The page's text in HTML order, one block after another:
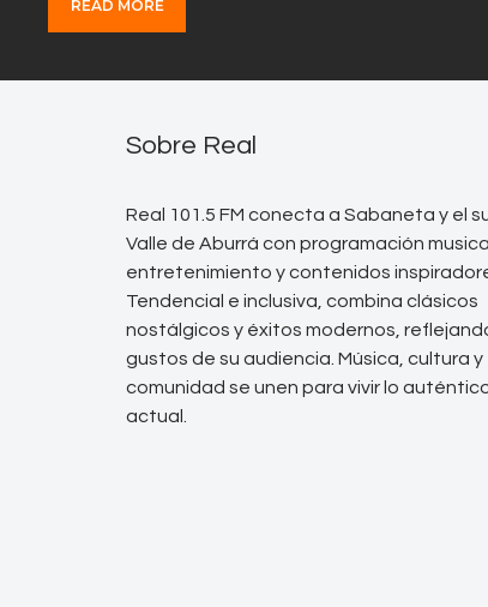
READ MORE
Sobre Real
Real 101.5 FM conecta a Sabaneta y el
Valle de Aburrá con programación musical,
entretenimiento y contenidos
Tendencial e inclusiva, combina clásicos
nostálgicos y éxitos modernos,
gustos de su audiencia. Música, cultura y
comunidad se unen para vivir lo
actual.